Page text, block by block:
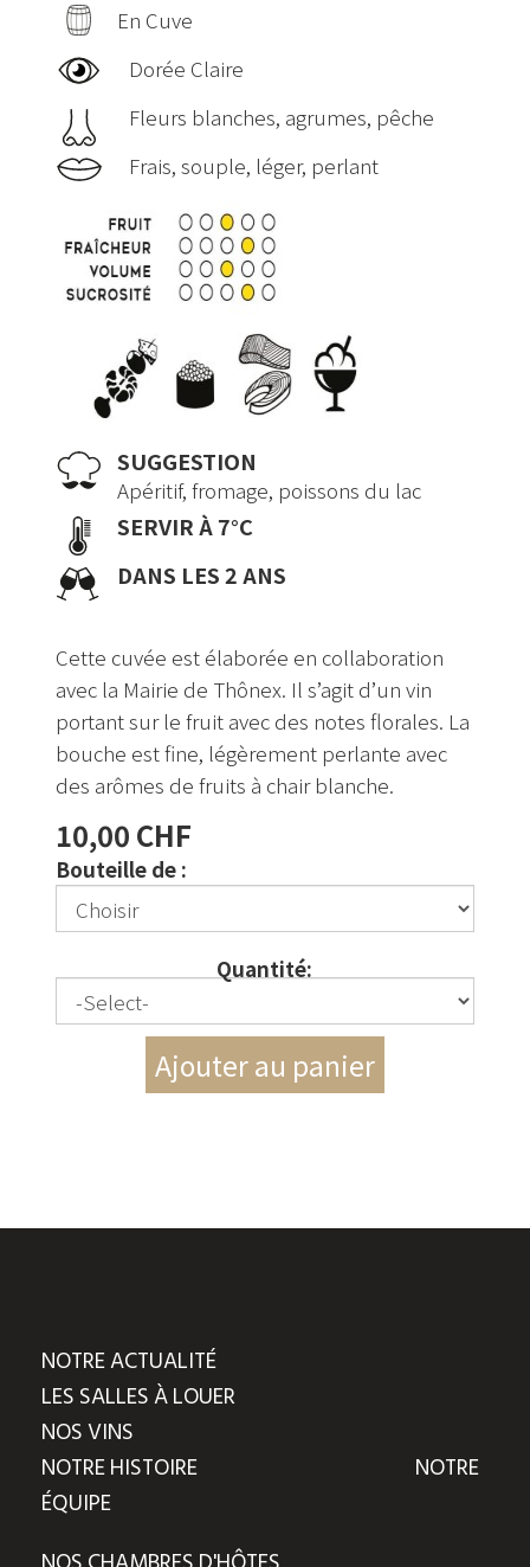
En Cuve
Dorée Claire
Fleurs blanches, agrumes, pêche
Frais, souple, léger, perlant
SUGGESTION
Apéritif, fromage, poissons du lac
SERVIR À 7°C
DANS LES 2 ANS
Cette cuvée est élaborée en collaboration
avec la Mairie de Thônex. Il s’agit d’un vin
portant sur le fruit avec des notes florales. La
bouche est fine, légèrement perlante avec
des arômes de fruits à chair blanche.
10,00 CHF
Bouteille de :
Quantité:
NOTRE ACTUALITÉ
LES SALLES À LOUER
NOS VINS
NOTRE HISTOIRE
NOTRE
ÉQUIPE